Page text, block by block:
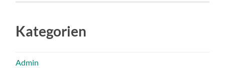
Kategorien
Admin